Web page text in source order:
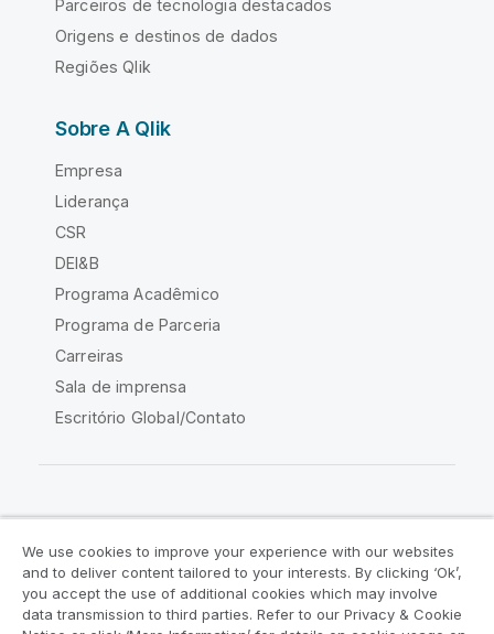
Parceiros de tecnologia destacados
Origens e destinos de dados
Regiões Qlik
Sobre A Qlik
Empresa
Liderança
CSR
DEI&B
Programa Acadêmico
Programa de Parceria
Carreiras
Sala de imprensa
Escritório Global/Contato
Acordos legais
Termos do produto
Legal Policies
Políticas Legais
We use cookies to improve your experience with our websites
and to deliver content tailored to your interests. By clicking ‘Ok’,
you accept the use of additional cookies which may involve
data transmission to third parties. Refer to our Privacy & Cookie